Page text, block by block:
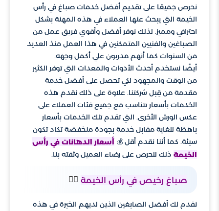
نحرص جميعًا على تقديم أفضل خدمات صباغ في رأس
الخيمة التي يبحث عنها العملاء في هذه المهنة بشكل
احترافي ومميز. لذلك نوفر أفضل وأقوي فريق عمل من
الصباغين والفنيين المتمكنين في هذا العمل منذ العديد
من السنوات كما أنهم مدربون علي أكمل وجهه.
أيضًا نستخدم أحدث الأدوات والمعدات التي توفر الكثير
من الوقت والمجهود لكي تحصل على أفضل خدمة
مقدمة من قِبل شركتنا. علاوة على ذلك نقدم هذه
الخدمات بأسعار تتناسب مع جميع فئات العملاء على
عكس الورش الأخرى. التي تقدم تلك الخدمات بأسعار
باهظة للغاية مقابل خدمة بجودة منخفضة تكاد تكون
سيئة. كما أننا نقدم أقل 💰 أسعار الدهانات في رأس
الخيمة ذلك للحرص على رضاء العميل وثقته بنا.
صباغ رخيص في رأس الخيمة 👌🏻
نقدم لك أفضل الصابغين الذين لديهم الخبرة في هذه